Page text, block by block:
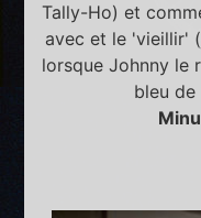
Tally-Ho) et
avec et le 'vieillir'
lorsque Johnny le
bleu de